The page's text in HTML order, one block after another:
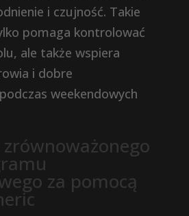
i czujność. Takie
pomaga kontrolować
ale także wspiera
i dobre
weekendowych
za pomocą